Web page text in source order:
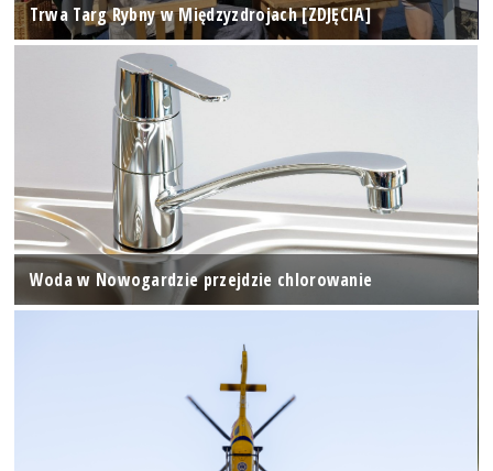
Trwa Targ Rybny w Międzyzdrojach [ZDJĘCIA]
Woda w Nowogardzie przejdzie chlorowanie